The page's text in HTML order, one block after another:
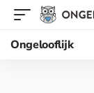
Ongelooflijk